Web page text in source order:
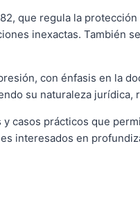
que regula la
inexactas. También
con énfasis en la
su naturaleza
casos prácticos que
interesados en